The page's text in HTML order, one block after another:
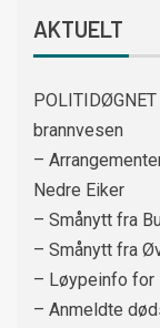
AKTUELT
brannvesen
–
Nedre Eiker
– Smånytt fra
– Smånytt fra
– Løypeinfo for
– Anmeldte